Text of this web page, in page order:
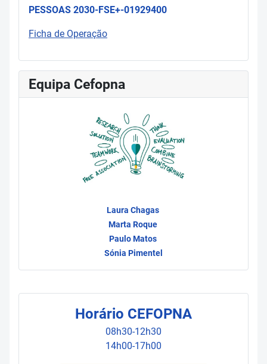
Horário CEFOPNA
08h30-12h30
14h00-17h00
PESSOAS 2030-FSE+-01929400
Ficha de Operação
Equipa Cefopna
Laura Chagas
Marta Roque
Paulo Matos
Sónia Pimentel